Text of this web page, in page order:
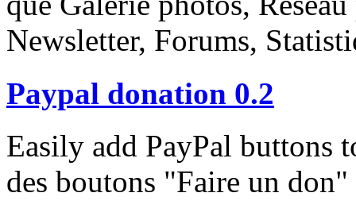
Newsletter, Forums,
Paypal donation 0.2
Easily add PayPal buttons
des boutons "Faire un